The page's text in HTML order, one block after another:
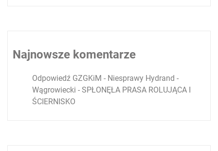
Najnowsze komentarze
Odpowiedź GZGKiM - Niesprawy Hydrand -
Wągrowiecki - SPŁONĘŁA PRASA ROLUJĄCA I
ŚCIERNISKO